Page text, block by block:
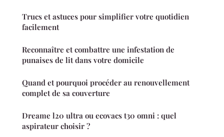
Trucs et astuces pour simplifier votre quotidien
facilement
Reconnaître et combattre une infestation de
punaises de lit dans votre domicile
Quand et pourquoi procéder au renouvellement
complet de sa couverture
Dreame l20 ultra ou ecovacs t30 omni : quel
aspirateur choisir ?